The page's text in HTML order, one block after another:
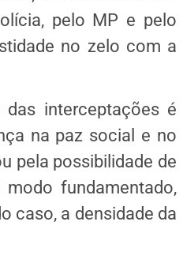
pelo MP e pelo
no zelo com a
das interceptações é
na paz social e no
pela possibilidade de
fundamentado,
caso, a densidade da